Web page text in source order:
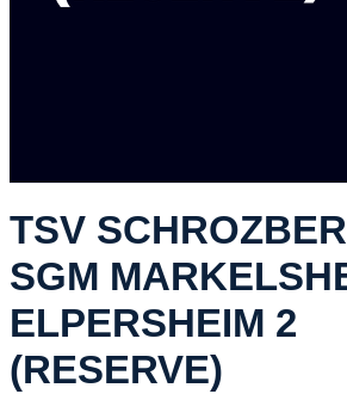
TSV
SGM
ELPERSHEIM 2
(RESERVE)